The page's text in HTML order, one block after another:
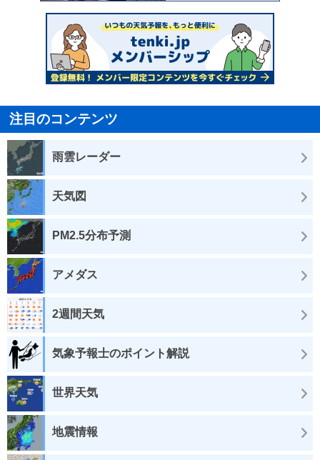
注目のコンテンツ
雨雲レーダー
天気図
PM2.5分布予測
アメダス
2週間天気
気象予報士のポイント解説
世界天気
地震情報